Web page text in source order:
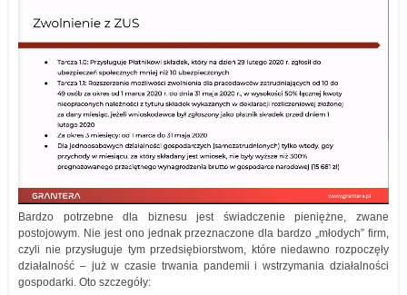
Bardzo potrzebne dla biznesu jest świadczenie pieniężne, zwane
postojowym. Nie jest ono jednak przeznaczone dla bardzo „młodych” firm,
czyli nie przysługuje tym przedsiębiorstwom, które niedawno rozpoczęły
działalność – już w czasie trwania pandemii i wstrzymania działalności
gospodarki. Oto szczegóły: